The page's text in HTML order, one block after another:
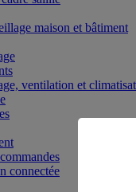
maison et bâtiment
ventilation et
connectée